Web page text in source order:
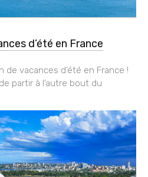
d’été en France
vacances d’été en France !
partir à l’autre bout du